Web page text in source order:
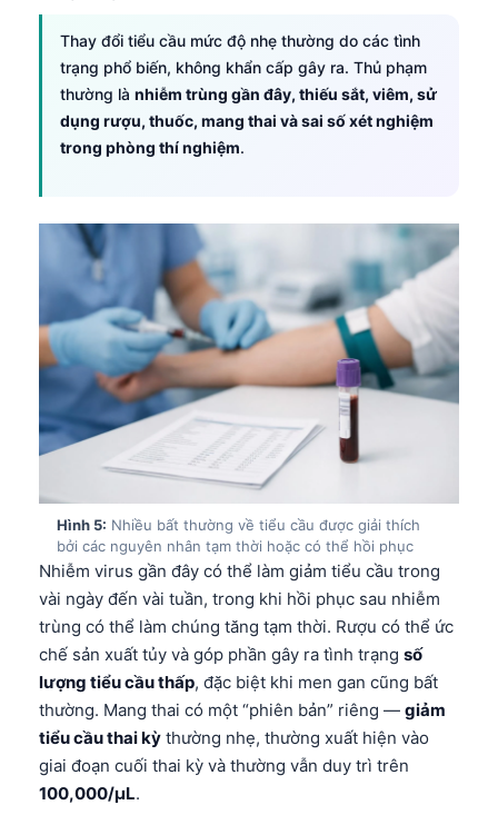
Thay đổi tiểu cầu mức độ nhẹ thường do các tình
trạng phổ biến, không khẩn cấp gây ra. Thủ phạm
thường là nhiễm trùng gần đây, thiếu sắt, viêm, sử
dụng rượu, thuốc, mang thai và sai số xét nghiệm
trong phòng thí nghiệm.
Hình 5: Nhiều bất thường về tiểu cầu được giải thích
bởi các nguyên nhân tạm thời hoặc có thể hồi phục
Nhiễm virus gần đây có thể làm giảm tiểu cầu trong
vài ngày đến vài tuần, trong khi hồi phục sau nhiễm
trùng có thể làm chúng tăng tạm thời. Rượu có thể ức
chế sản xuất tủy và góp phần gây ra tình trạng số
lượng tiểu cầu thấp, đặc biệt khi men gan cũng bất
thường. Mang thai có một “phiên bản” riêng — giảm
tiểu cầu thai kỳ thường nhẹ, thường xuất hiện vào
giai đoạn cuối thai kỳ và thường vẫn duy trì trên
100,000/µL.
O‘zbekcha
Català
Қазақ тілі
Suomi
Hrvatski
Slovenčina
كوردی‎
پښتو
سنڌي
සිංහල
অসমীয়া
Galego
Latviešu valoda
Македонски јазик
Euskara
Gàidhlig
العربية المغربية
Afrikaans
Монгол
ພາສາລາວ